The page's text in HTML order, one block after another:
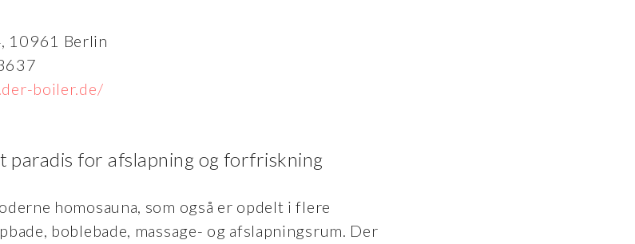
10961 Berlin
boiler.de/
paradis for afslapning og forfriskning
homosauna, som også er opdelt i flere
boblebade, massage- og afslapningsrum. Der